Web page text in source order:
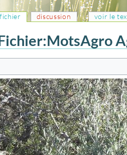
:MotsAgro
fichier discussion voir le